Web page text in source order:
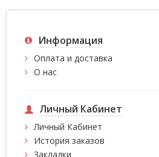
Информация
Оплата и доставка
О нас
Личный Кабинет
Личный Кабинет
История заказов
Закладки